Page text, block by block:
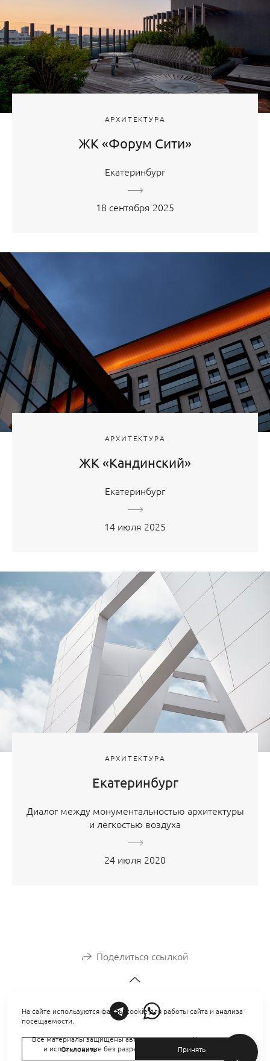
АРХИТЕКТУРА
ЖК «Форум Сити»
Екатеринбург
18 сентября 2025
АРХИТЕКТУРА
ЖК «Кандинский»
Екатеринбург
14 июля 2025
АРХИТЕКТУРА
Екатеринбург
Диалог между монументальностью архитектуры
и легкостью воздуха
24 июля 2020
Поделиться ссылкой
Все материалы защищены авторским правом. Копирование
и использование без разрешения автора запрещено.
На сайте используются файлы cookie для работы сайта и анализа
посещаемости.
Отклонить Принять